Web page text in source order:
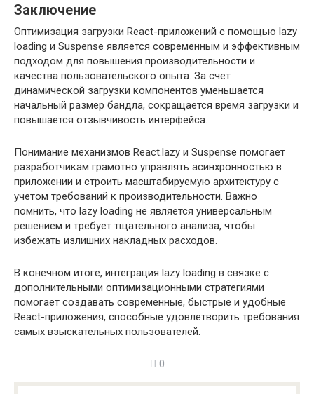
Заключение
Оптимизация загрузки React-приложений с помощью lazy
loading и Suspense является современным и эффективным
подходом для повышения производительности и
качества пользовательского опыта. За счет
динамической загрузки компонентов уменьшается
начальный размер бандла, сокращается время загрузки и
повышается отзывчивость интерфейса.
Понимание механизмов React.lazy и Suspense помогает
разработчикам грамотно управлять асинхронностью в
приложении и строить масштабируемую архитектуру с
учетом требований к производительности. Важно
помнить, что lazy loading не является универсальным
решением и требует тщательного анализа, чтобы
избежать излишних накладных расходов.
В конечном итоге, интеграция lazy loading в связке с
дополнительными оптимизационными стратегиями
помогает создавать современные, быстрые и удобные
React-приложения, способные удовлетворить требования
самых взыскательных пользователей.
0